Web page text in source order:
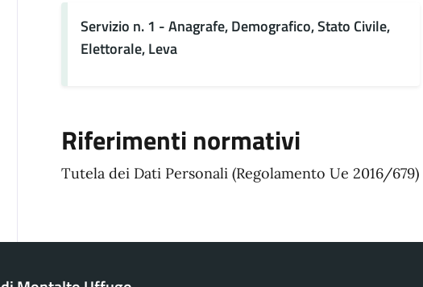
Servizio n. 1 - Anagrafe, Demografico, Stato Civile,
Elettorale, Leva
Riferimenti normativi
Tutela dei Dati Personali (Regolamento Ue 2016/679)